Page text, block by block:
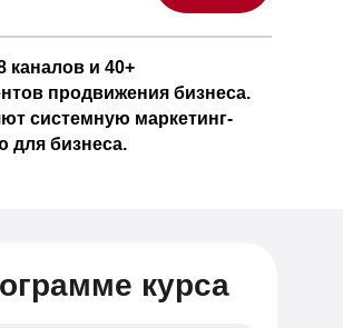
каналов и 40+
продвижения бизнеса.
системную маркетинг-
для бизнеса.
курса